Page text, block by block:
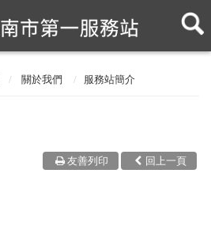
關於我們 服務站簡介
回上一頁
友善列印